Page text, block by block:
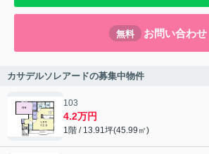
無料 お問い合わせ
カサデルソレアードの募集中物件
103
4.2万円
1階 / 13.91坪(45.99㎡)